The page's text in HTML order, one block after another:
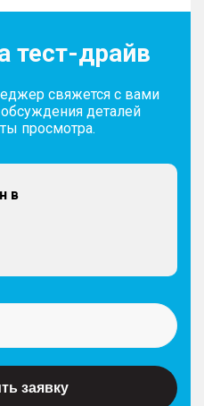
тест-драйв
свяжется с вами
деталей
просмотра.
в
заявку